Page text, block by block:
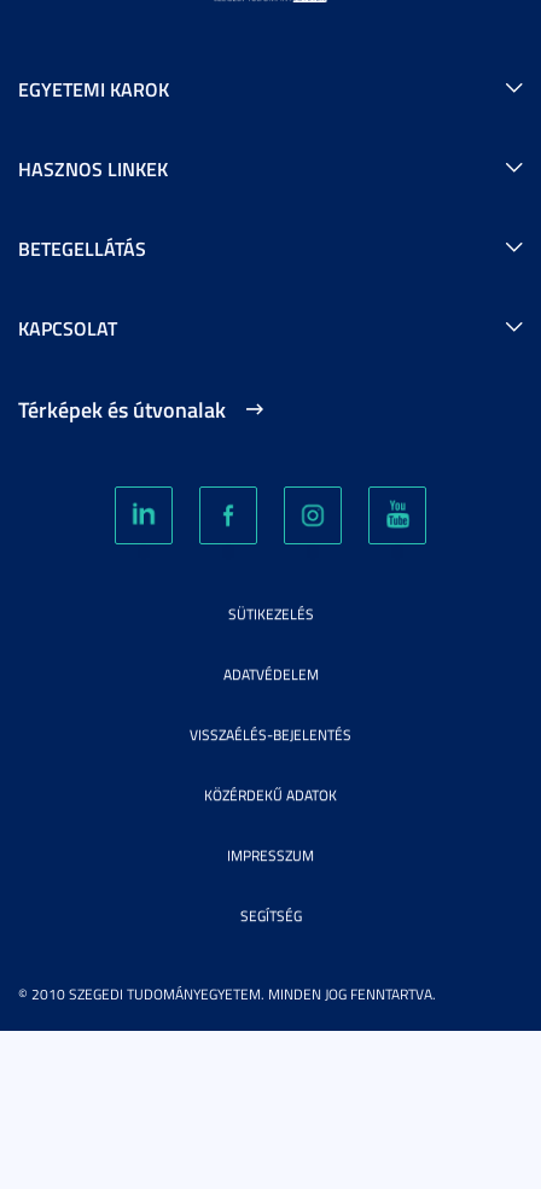
EGYETEMI KAROK
HASZNOS LINKEK
BETEGELLÁTÁS
KAPCSOLAT
Térképek és útvonalak
© 2010 SZEGEDI TUDOMÁNYEGYETEM. MINDEN JOG FENNTARTVA.
SÜTIKEZELÉS
ADATVÉDELEM
VISSZAÉLÉS-BEJELENTÉS
KÖZÉRDEKŰ ADATOK
IMPRESSZUM
SEGÍTSÉG